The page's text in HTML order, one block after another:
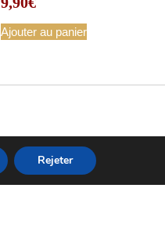
Ajouter au panier
Rejeter